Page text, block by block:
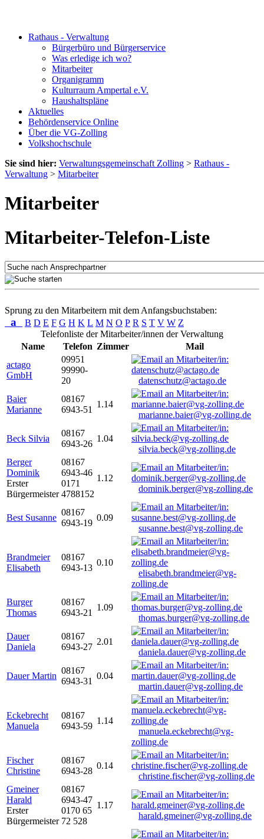
Rathaus - Verwaltung
Bürgerbüro und Bürgerservice
Was erledige ich wo?
Mitarbeiter
Organigramm
Kulturraum Ampertal e.V.
Haushaltspläne
Aktuelles
Behördenservice Online
Über die VG-Zolling
Volkshochschule
Sie sind hier: Verwaltungsgemeinschaft Zolling > Rathaus -
Verwaltung > Mitarbeiter
Mitarbeiter
Mitarbeiter-Telefon-Liste
Sprung zu den Mitarbeitern mit dem Anfangsbuchstaben:
a B D E F G H K L M N O P R S T V W Z
Telefonliste der Mitarbeiter/innen der Verwaltung
Name
Telefon Zimmer
Mail
actago
GmbH
09951
99990-
20
datenschutz@actago.de
Baier
Marianne
08167
6943-51
1.14
marianne.baier@vg-zolling.de
Beck Silvia
08167
6943-26
1.04
silvia.beck@vg-zolling.de
Berger
Dominik
Erster
Bürgermeister
08167
6943-46
0171
4788152
1.12
dominik.berger@vg-zolling.de
Best Susanne
08167
6943-19
0.09
susanne.best@vg-zolling.de
Brandmeier
Elisabeth
08167
6943-13
0.10
elisabeth.brandmeier@vg-
zolling.de
Burger
Thomas
08167
6943-21
1.09
thomas.burger@vg-zolling.de
Dauer
Daniela
08167
6943-27
2.01
daniela.dauer@vg-zolling.de
Dauer Martin
08167
6943-31
0.04
martin.dauer@vg-zolling.de
Eckebrecht
Manuela
08167
6943-59
1.14
manuela.eckebrecht@vg-
zolling.de
Fischer
Christine
08167
6943-28
0.14
christine.fischer@vg-zolling.de
Gmeiner
Harald
Erster
Bürgermeister
08167
6943-47
0170 65
72 528
1.17
harald.gmeiner@vg-zolling.de